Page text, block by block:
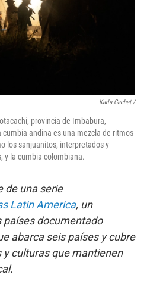
Karla Gachet/
provincia de Imbabura,
cumbia andina es una mezcla de ritmos
los sanjuanitos, interpretados y
y la cumbia colombiana.
de una serie
Latin America, un
países documentado
abarca seis países y cubre
y culturas que mantienen